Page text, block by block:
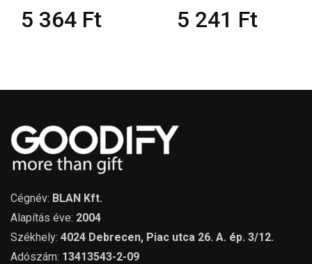
5 364 Ft 5 241 Ft
Cégnév: BLAN Kft.
Alapítás éve: 2004
Székhely: 4024 Debrecen, Piac utca 26. A. ép. 3/12.
Adószám: 13413543-2-09